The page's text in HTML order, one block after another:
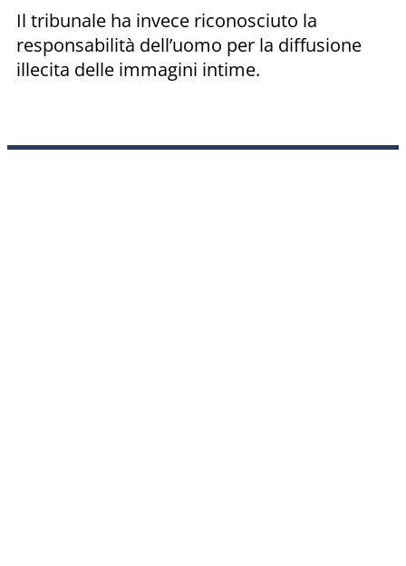
Il tribunale ha invece riconosciuto la
responsabilità dell’uomo per la diffusione
illecita delle immagini intime.